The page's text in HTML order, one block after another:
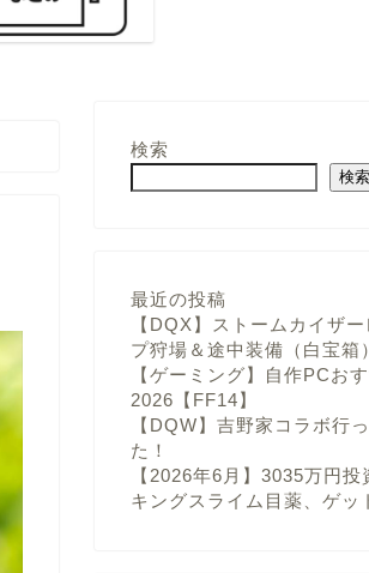
検索
検索
最近の投稿
【DQX】ストームカイザ
プ狩場＆途中装備（白宝箱
【ゲーミング】自作PCお
2026【FF14】
【DQW】吉野家コラボ行
た！
【2026年6月】3035万円投
キングスライム目薬、ゲッ